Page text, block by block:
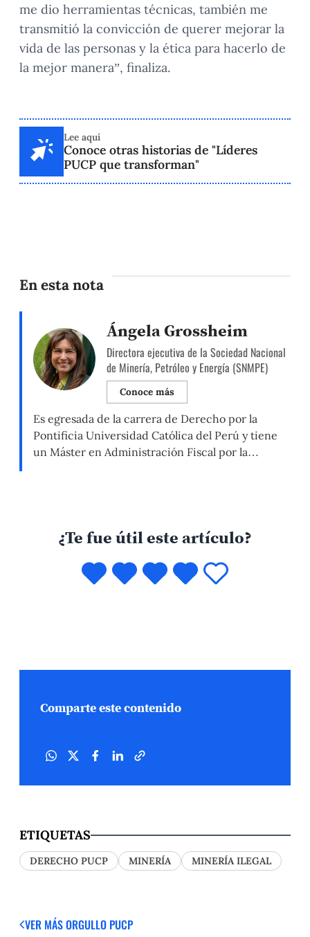
me dio herramientas técnicas, también me
transmitió la convicción de querer mejorar la
vida de las personas y la ética para hacerlo de
la mejor manera”, finaliza.
Lee aquí
Conoce otras historias de "Líderes
PUCP que transforman"
En esta nota
Ángela Grossheim
Directora ejecutiva de la Sociedad Nacional
de Minería, Petróleo y Energía (SNMPE)
Conoce más
Es egresada de la carrera de Derecho por la
Pontificia Universidad Católica del Perú y tiene
un Máster en Administración Fiscal por la
Finanzas (MEF), entre […]
¿Te fue útil este artículo?
Comparte este contenido
ETIQUETAS
DERECHO PUCP MINERÍA MINERÍA ILEGAL
VER MÁSORGULLO PUCP